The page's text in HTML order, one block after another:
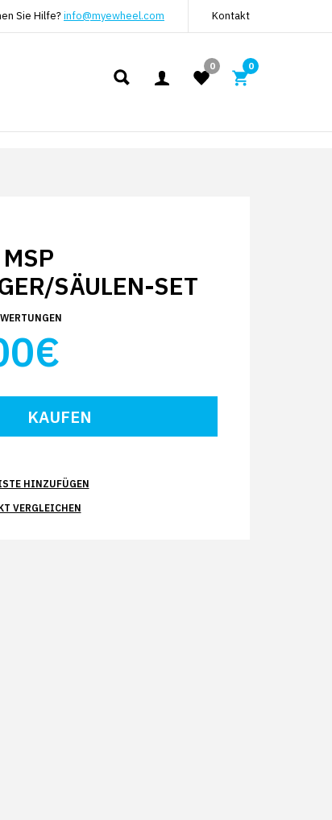
Sie Hilfe?info@myewheel.com Kontakt
0 0
SÄULEN-SET
HINZUFÜGEN
VERGLEICHEN